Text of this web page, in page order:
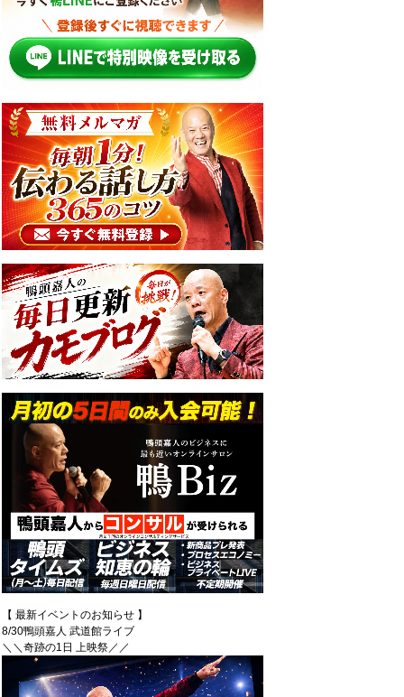
【 最新イベントのお知らせ 】
8/30鴨頭嘉人 武道館ライブ
＼＼奇跡の1日 上映祭／／